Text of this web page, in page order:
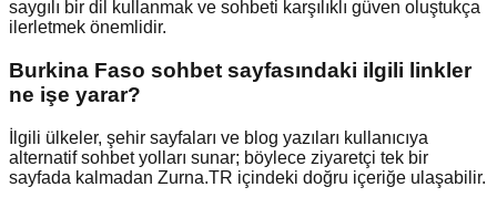
saygılı bir dil kullanmak ve sohbeti karşılıklı güven oluştukça
ilerletmek önemlidir.
Burkina Faso sohbet sayfasındaki ilgili linkler
ne işe yarar?
İlgili ülkeler, şehir sayfaları ve blog yazıları kullanıcıya
alternatif sohbet yolları sunar; böylece ziyaretçi tek bir
sayfada kalmadan Zurna.TR içindeki doğru içeriğe ulaşabilir.